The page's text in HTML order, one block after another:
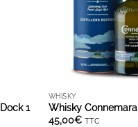
1
WHISKY
Whisky Connemara
45,00€ TTC